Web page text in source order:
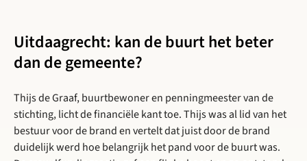
Uitdaagrecht: kan de buurt het beter
dan de gemeente?
Thijs de Graaf, buurtbewoner en penningmeester van de
stichting, licht de financiële kant toe. Thijs was al lid van het
bestuur voor de brand en vertelt dat juist door de brand
duidelijk werd hoe belangrijk het pand voor de buurt was.